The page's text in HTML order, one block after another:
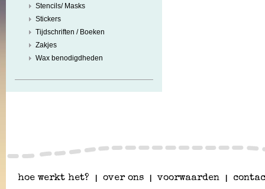
Stencils/ Masks
Stickers
Tijdschriften / Boeken
Zakjes
Wax benodigdheden
hoe werkt het? over ons voorwaarden